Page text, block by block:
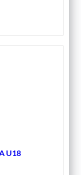
U18